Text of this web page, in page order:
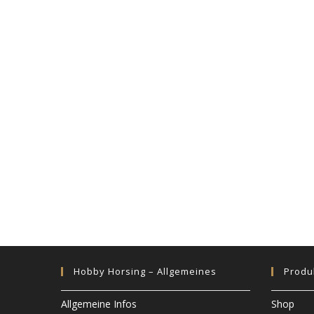
Hobby Horsing – Allgemeines
Allgemeine Infos Shop